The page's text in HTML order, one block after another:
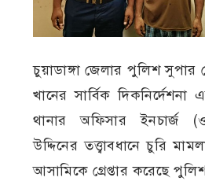
চুয়াডাঙ্গা জেলার পুলিশ
খানের সার্বিক
থানার অফিসার ইনচার্জ
উদ্দিনের তত্ত্বাবধানে চুরি
আসামিকে গ্রেপ্তার করেছে